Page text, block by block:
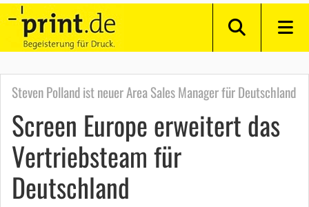
Steven Polland ist neuer Area Sales Manager für Deutschland
Screen Europe erweitert das
Vertriebsteam für
Deutschland